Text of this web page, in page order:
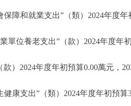
保障和就業支出”（類）2024年度
單位養老支出”（款）2024年度年
款）2024年度年初預算0.00萬元，
健康支出”（類）2024年度年初預